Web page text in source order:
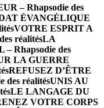
– Rhapsodie des
ÉVANGÉLIQUE
VOTRE ESPRIT A
réalitésLA
Rhapsodie des
LA GUERRE
REFUSEZ D’ÊTRE
réalitésUNIS AU
LE LANGAGE DU
VOTRE CORPS